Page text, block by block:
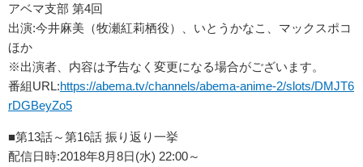
アベマ支部 第4回
出演:今井麻美（牧瀬紅莉栖役）、いとうかなこ、マックスポコ
ほか
※出演者、内容は予告なく変更になる場合がございます。
番組URL:https://abema.tv/channels/abema-anime-2/slots/DMJT6
rDGBeyZo5
■第13話～第16話 振り返り一挙
配信日時:2018年8月8日(水) 22:00～